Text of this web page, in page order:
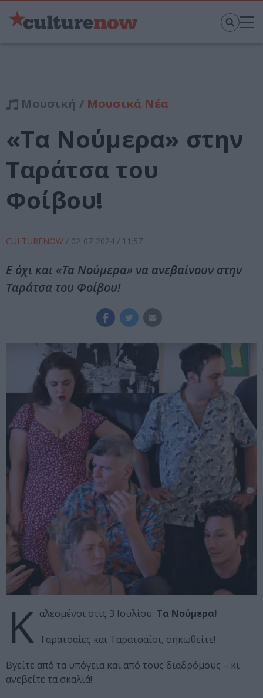
Μουσική / Μουσικά Νέα
«Τα Νούμερα» στην
Ταράτσα του
Φοίβου!
CULTURENOW / 02-07-2024 / 11:57
Ε όχι και «Τα Νούμερα» να ανεβαίνουν στην
Ταράτσα του Φοίβου!
Κ αλεσμένοι στις 3 Ιουλίου: Τα Νούμερα!
Ταρατσαίες και Ταρατσαίοι, σηκωθείτε!
Βγείτε από τα υπόγεια και από τους διαδρόμους – κι
ανεβείτε τα σκαλιά!